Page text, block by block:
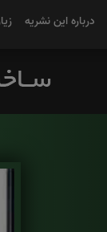
درباره این نشریه